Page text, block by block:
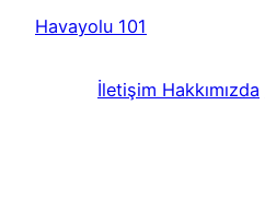
Havayolu 101
İletişim Hakkımızda